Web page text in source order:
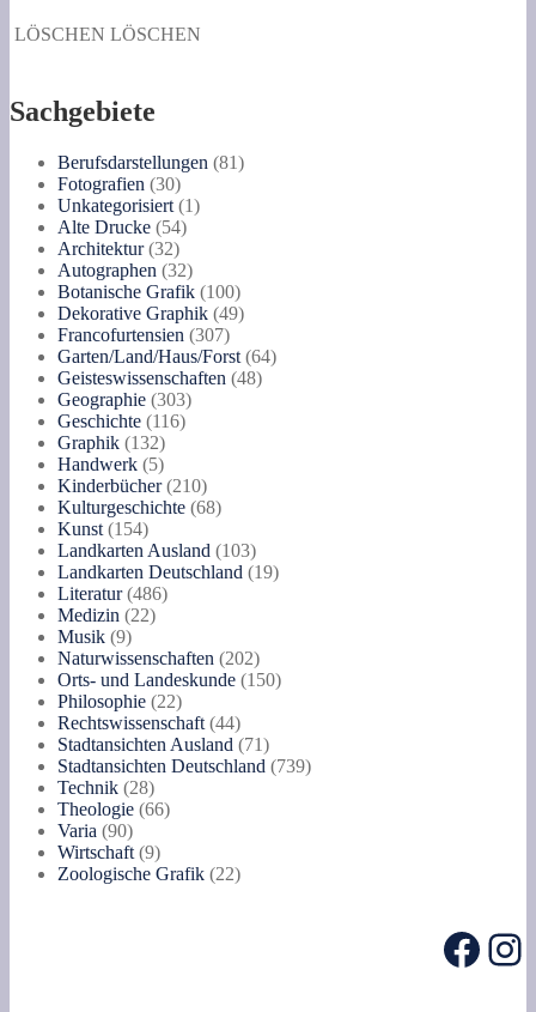
LÖSCHEN LÖSCHEN
Sachgebiete
Berufsdarstellungen 8181
Fotografien 3030
Produkte
Unkategorisiert 11
Alte Drucke 5454
Architektur 3232
Produkte
Autographen 3232
Produkte
Botanische Grafik 100100
Produkte
Dekorative Graphik 4949
Francofurtensien 307307
Produkte
Garten/Land/Haus/Forst 6464
Geisteswissenschaften 4848
Geographie 303303
Produkte
Geschichte 116116
Graphik 132132
Produkte
Handwerk 55
Produkte
Kinderbücher 210210
Produkte
Kulturgeschichte 6868
Kunst 154154
Produkte
Landkarten Ausland 103103
Produkte
Landkarten Deutschland 1919
Literatur 486486
Medizin 2222
Musik 99
Produkte
Naturwissenschaften 202202
Produkte
Orts- und Landeskunde 150150
Philosophie 2222
Produkte
Rechtswissenschaft 4444
Produkte
Stadtansichten Ausland 7171
Produkte
Stadtansichten Deutschland 739739
Technik 2828
Produkte
Theologie 6666
Varia 9090
Produkte
Wirtschaft 99
Produkte
Zoologische Grafik 2222